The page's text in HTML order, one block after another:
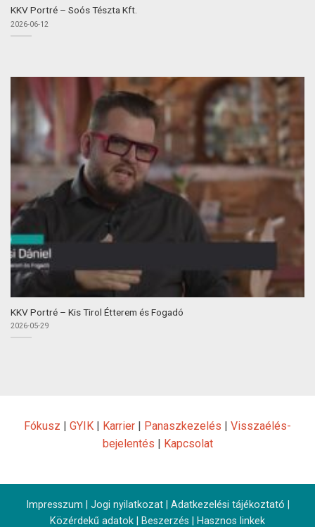
KKV Portré – Soós Tészta Kft.
2026-06-12
KKV Portré – Kis Tirol Étterem és Fogadó
2026-05-29
Fókusz GYIK Karrier Panaszkezelés
Visszaélés-
bejelentés
Kapcsolat
Impresszum Jogi nyilatkozat| Adatkezelési tájékoztató
Közérdekű adatok
Beszerzés Hasznos linkek